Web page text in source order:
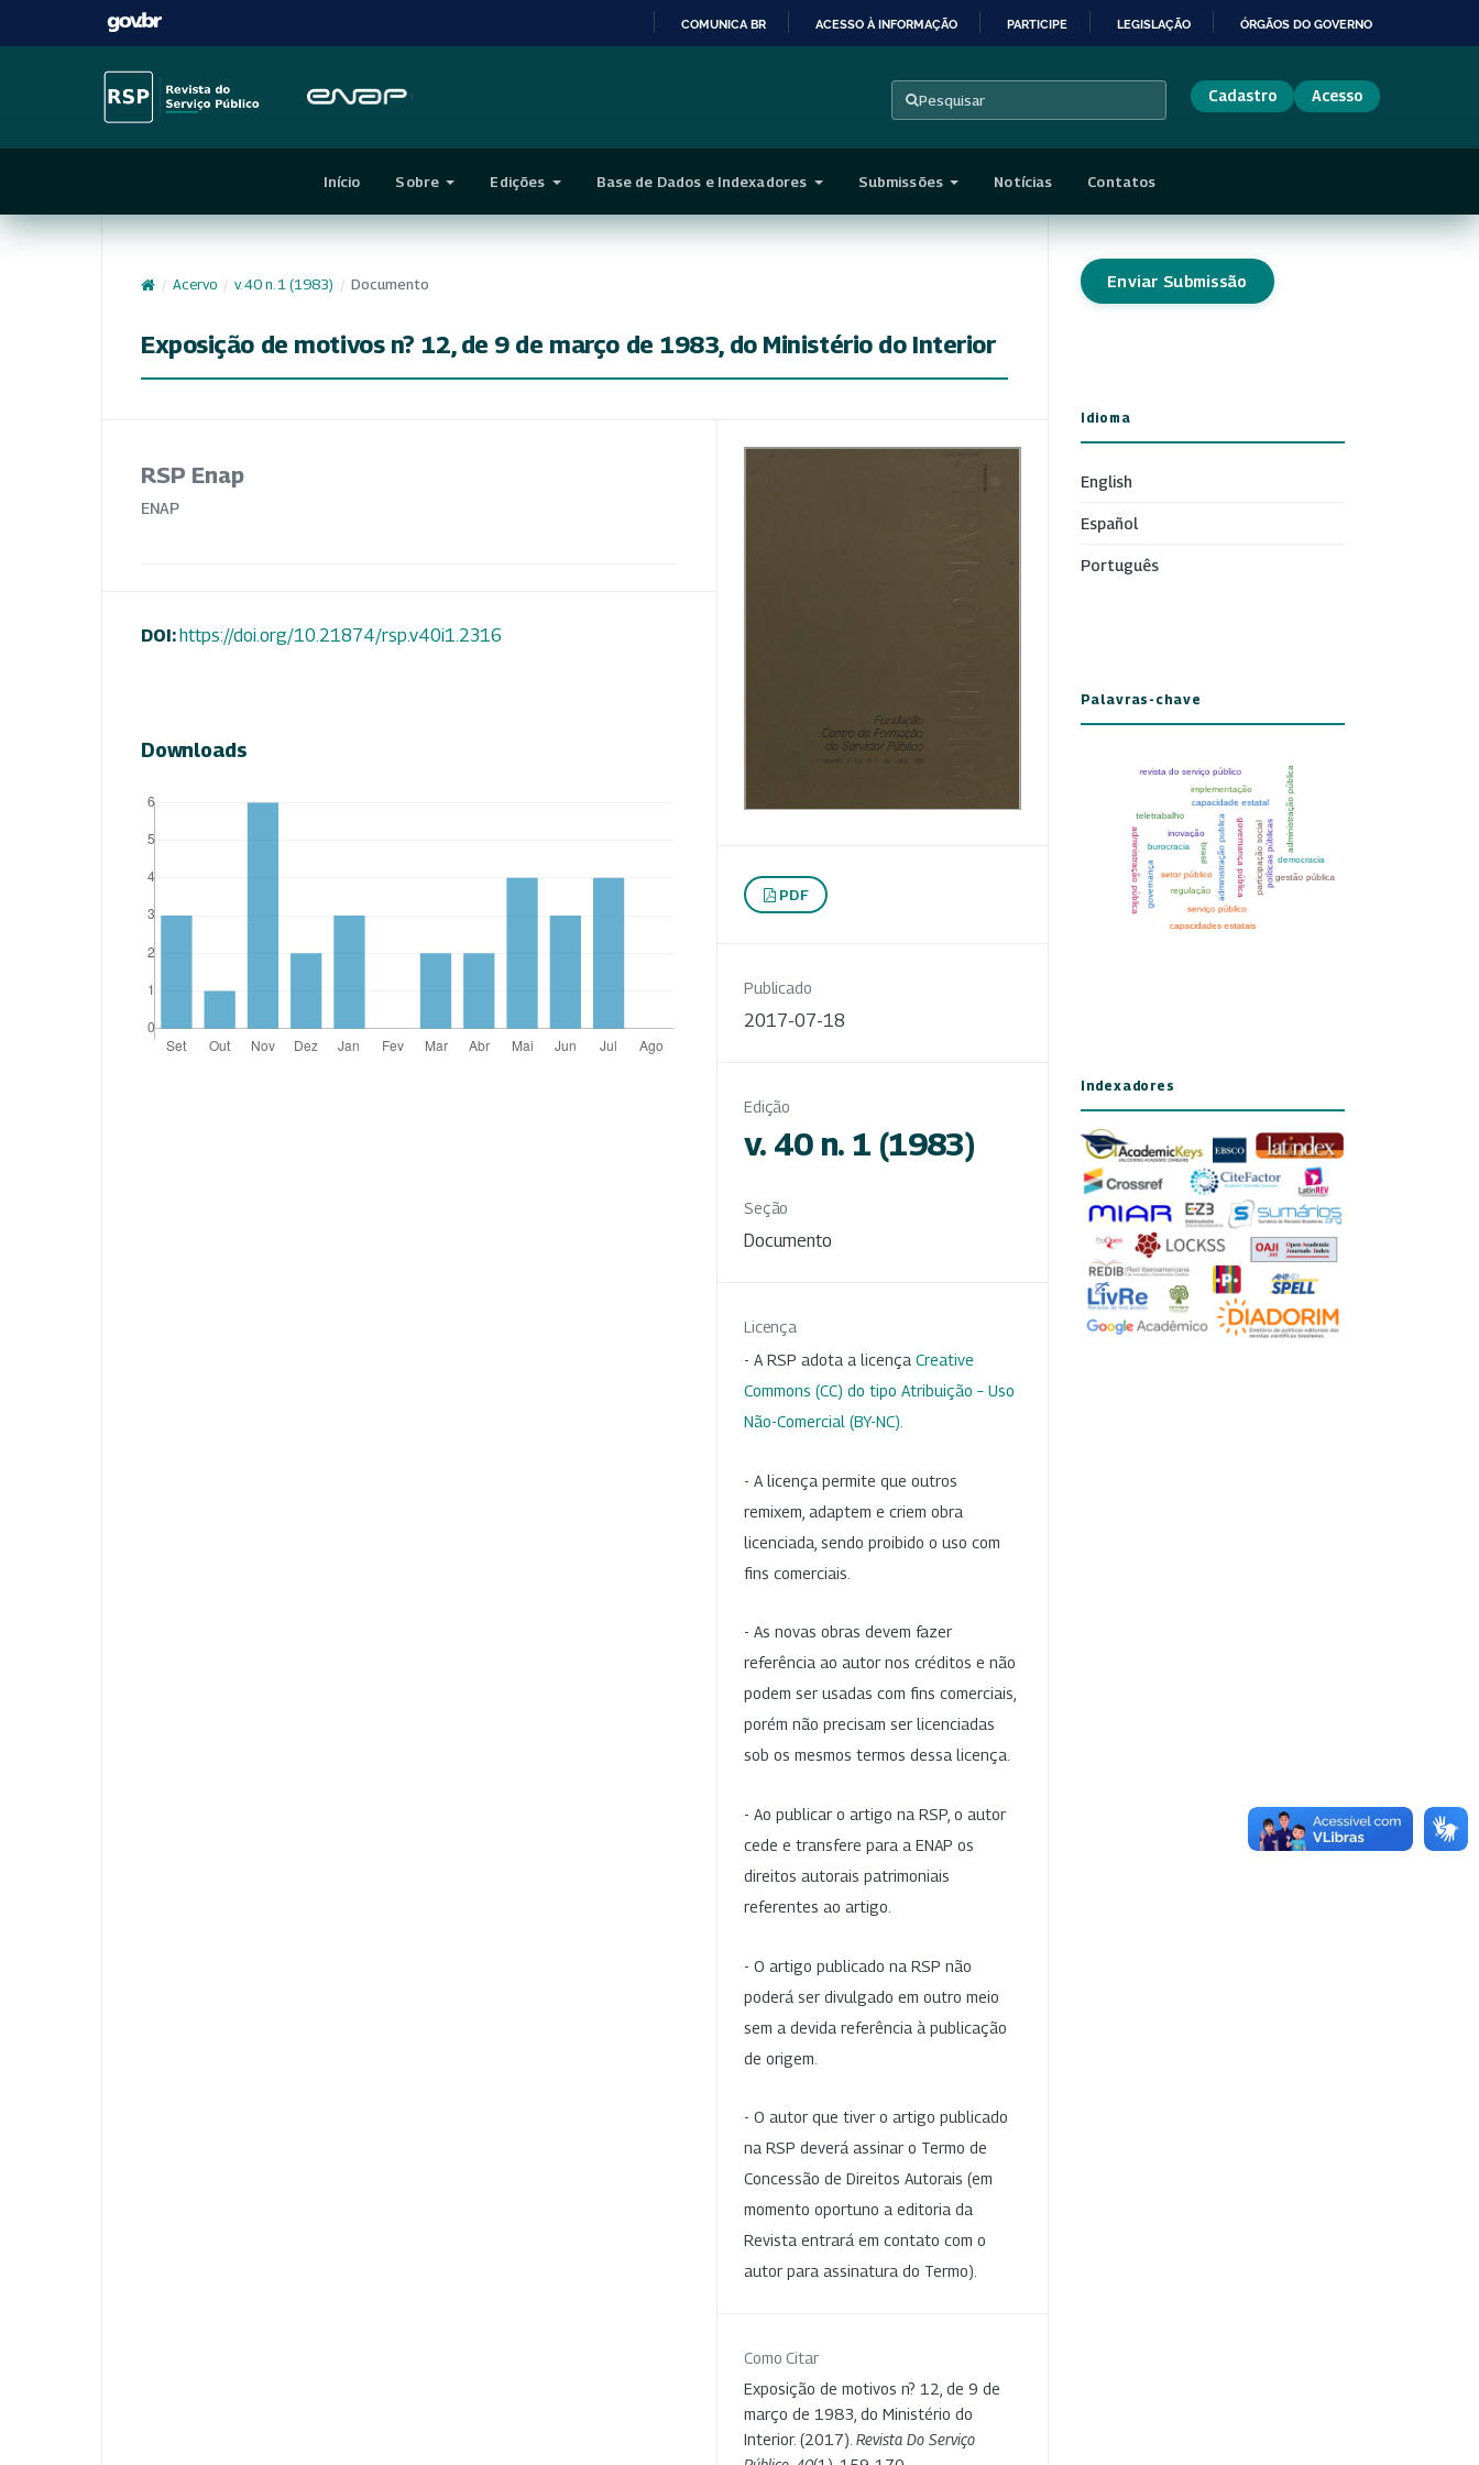
CONTEÚDO
COMUNICA BR ACESSO À INFORMAÇÃO PARTICIPE LEGISLAÇÃO ÓRGÃOS DO GOVERNO
Pesquisar Cadastro Acesso
Início Sobre Edições Base de Dados e Indexadores Submissões Notícias Contatos
/ Acervo / v. 40 n. 1 (1983) / Documento
Exposição de motivos n? 12, de 9 de março de 1983, do Ministério do Interior
RSP Enap
ENAP
DOI:https://doi.org/10.21874/rsp.v40i1.2316
Downloads
PDF
Publicado
2017-07-18
Edição
v. 40 n. 1 (1983)
Seção
Documento
Licença
- A RSP adota a licença Creative
Commons (CC) do tipo Atribuição – Uso
Não-Comercial (BY-NC)
- A licença permite que outros
remixem, adaptem e criem obra
licenciada, sendo proibido o uso com
fins comerciais.
- As novas obras devem fazer
referência ao autor nos créditos e não
podem ser usadas com fins comerciais,
porém não precisam ser licenciadas
sob os mesmos termos dessa licença.
- Ao publicar o artigo na RSP, o autor
cede e transfere para a ENAP os
direitos autorais patrimoniais
referentes ao artigo.
- O artigo publicado na RSP não
poderá ser divulgado em outro meio
sem a devida referência à publicação
de origem.
- O autor que tiver o artigo publicado
na RSP deverá assinar o Termo de
Concessão de Direitos Autorais (em
momento oportuno a editoria da
Revista entrará em contato com o
autor para assinatura do Termo).
Como Citar
Exposição de motivos n? 12, de 9 de
março de 1983, do Ministério do
Interior. (2017). Revista Do Serviço
Enviar Submissão
Idioma
English
Español
Português
Palavras-chave
Indexadores